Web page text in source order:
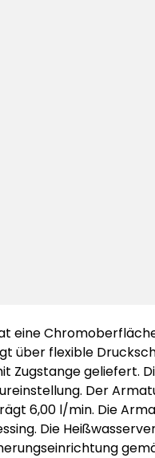
eine
über flexible
Zugstange geliefert.
Der
6,00 l/min. Die
Die